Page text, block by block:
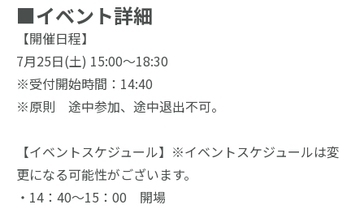
■イベント詳細
【開催日程】
7月25日(土) 15:00～18:30
※受付開始時間：14:40
※原則　途中参加、途中退出不可。
【イベントスケジュール】※イベントスケジュールは変
更になる可能性がございます。
・14：40～15：00　開場